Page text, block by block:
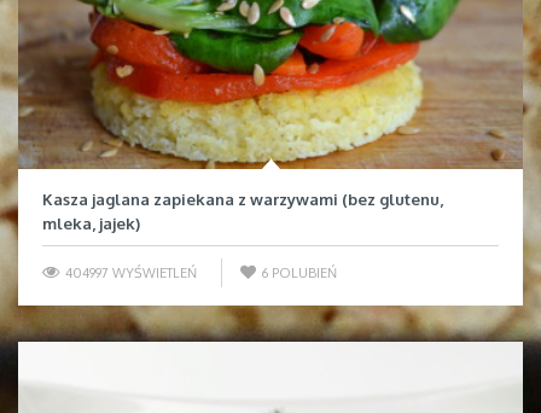
Kasza jaglana zapiekana z warzywami (bez glutenu,
mleka, jajek)
404997 WYŚWIETLEŃ 6 POLUBIEŃ